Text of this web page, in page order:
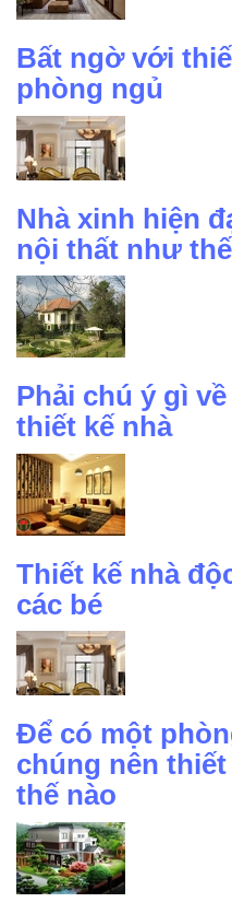
Bất ngờ với
phòng ngủ
Nhà xinh hiện
nội thất như
Phải chú ý gì
thiết kế nhà
Thiết kế nhà
các bé
Để có một
chúng nên
thế nào